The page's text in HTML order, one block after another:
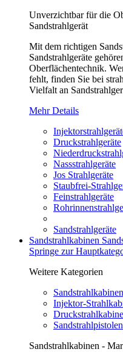
Unverzichtbar für die
Sandstrahlgerät
Mit dem richtigen
Sandstrahlgeräte
Oberflächentechnik.
fehlt, finden Sie bei
Vielfalt an
Mehr Details
Druckstrahlgeräte
Nassstrahlgeräte
Jos Strahlgeräte
Staubfrei-
Feinstrahlgeräte
Sandstrahlgeräte
Sandstrahlkabinen
Springe zur
Weitere Kategorien
Injektor-
Sandstrahlpistolen
Sandstrahlkabinen -